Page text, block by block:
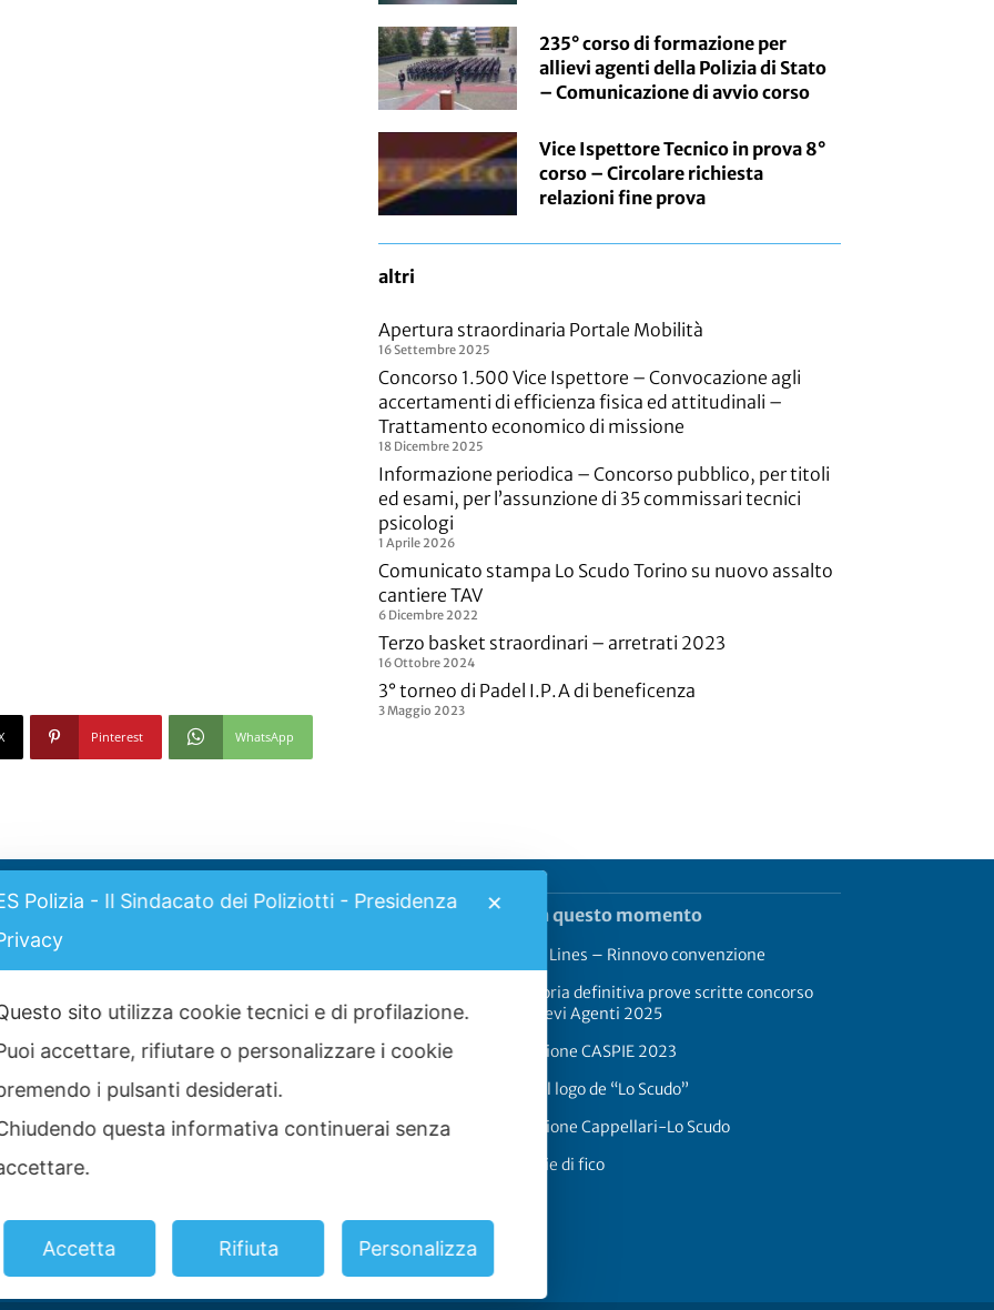
235° corso di formazione per
allievi agenti della Polizia di Stato
– Comunicazione di avvio corso
Vice Ispettore Tecnico in prova 8°
corso – Circolare richiesta
relazioni fine prova
altri
Apertura straordinaria Portale Mobilità
16 Settembre 2025
Concorso 1.500 Vice Ispettore – Convocazione agli
accertamenti di efficienza fisica ed attitudinali –
Trattamento economico di missione
18 Dicembre 2025
Informazione periodica – Concorso pubblico, per titoli
ed esami, per l’assunzione di 35 commissari tecnici
psicologi
1 Aprile 2026
Comunicato stampa Lo Scudo Torino su nuovo assalto
cantiere TAV
6 Dicembre 2022
Terzo basket straordinari – arretrati 2023
16 Ottobre 2024
3° torneo di Padel I.P.A di beneficenza
3 Maggio 2023
Pinterest WhatsApp
I più visti
11 Marzo 2025
Graduatoria definitiva prove
scritte concorso 2517 Allievi
2 Luglio 2025
trend in questo momento
Grimaldi Lines – Rinnovo convenzione
Graduatoria definitiva prove scritte concorso
2517 Allievi Agenti 2025
Convenzione CASPIE 2023
Storia del logo de “Lo Scudo”
Convenzione Cappellari-Lo Scudo
No a foglie di fico
Polizia - Il Sindacato dei Poliziotti - Presidenza
✕
sito utilizza cookie tecnici e di profilazione.
accettare, rifiutare o personalizzare i cookie
i pulsanti desiderati.
questa informativa continuerai senza
Accetta Rifiuta Personalizza